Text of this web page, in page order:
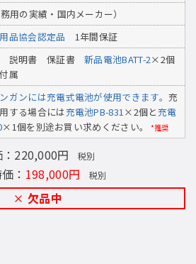
用の実績・国内メーカー）
品協会認定品 1年間保証
説明書 保証書新品電池BATT-2×2個
属
ガンには充電式電池が使用できます。充
する場合には充電池PB-831×2個と充電
×1個を別途お買い求めください。 *推奨
220,000円 税別
： 198,000円 税別
欠品中